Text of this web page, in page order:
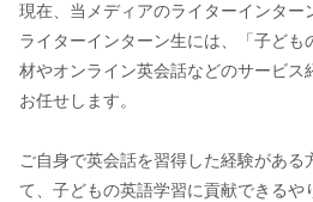
現在、当メディアのライターインター
ライターインターン生には、「子ども
材やオンライン英会話などのサービス
お任せします。
ご自身で英会話を習得した経験がある
て、子どもの英語学習に貢献できるや